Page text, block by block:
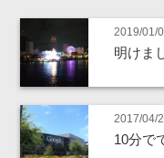
2019/01/
明けま
2017/04/
10分で